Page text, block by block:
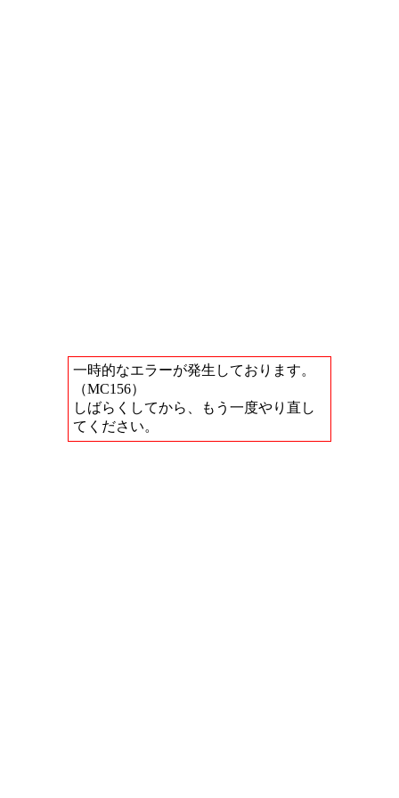
一時的なエラーが発生しております。
（MC156）
しばらくしてから、もう一度やり直し
てください。